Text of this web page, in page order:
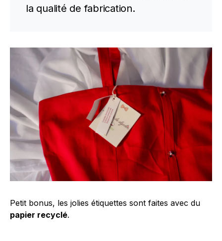
la qualité de fabrication.
Petit bonus, les jolies étiquettes sont faites avec du
papier recyclé.